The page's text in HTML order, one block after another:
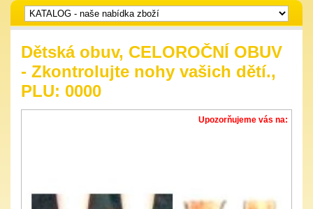
Dětská obuv, CELOROČNÍ OBUV
- Zkontrolujte nohy vašich dětí.,
PLU: 0000
Upozorňujeme vás na: